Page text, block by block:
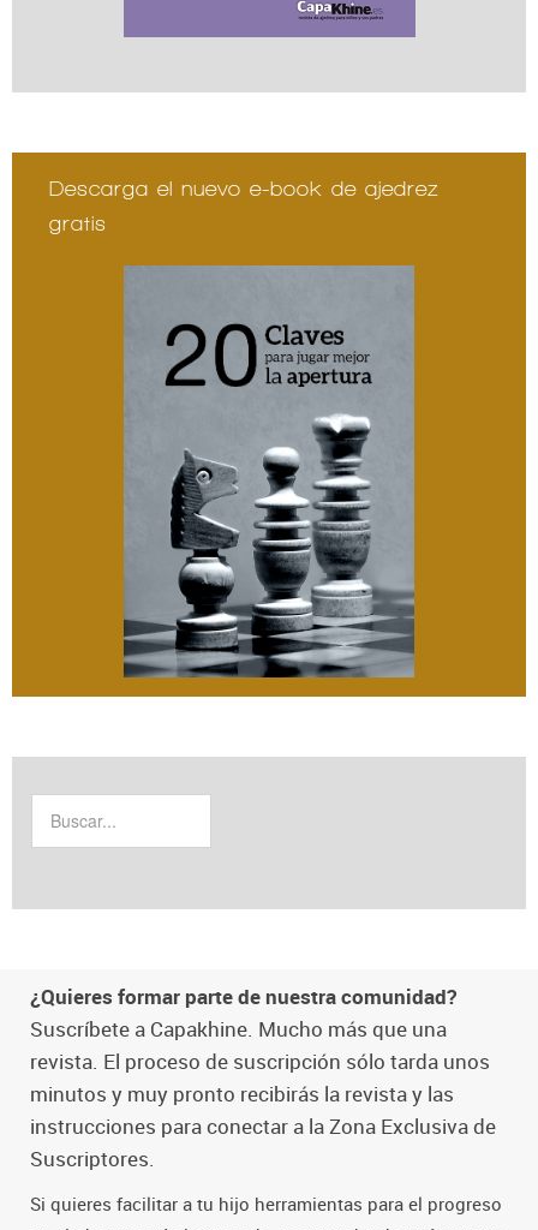
Descarga el nuevo e-book de ajedrez
gratis
¿Quieres formar parte de nuestra comunidad?
Suscríbete a Capakhine. Mucho más que una
revista. El proceso de suscripción sólo tarda unos
minutos y muy pronto recibirás la revista y las
instrucciones para conectar a la Zona Exclusiva de
Suscriptores.
Si quieres facilitar a tu hijo herramientas para el progreso